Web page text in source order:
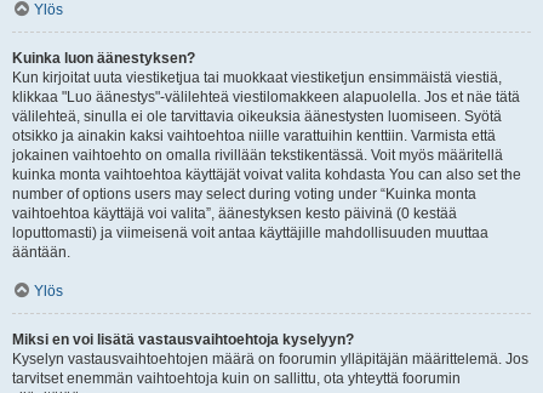
Ylös
Kuinka luon äänestyksen?
Kun kirjoitat uuta viestiketjua tai muokkaat viestiketjun ensimmäistä viestiä,
klikkaa "Luo äänestys"-välilehteä viestilomakkeen alapuolella. Jos et näe tätä
välilehteä, sinulla ei ole tarvittavia oikeuksia äänestysten luomiseen. Syötä
otsikko ja ainakin kaksi vaihtoehtoa niille varattuihin kenttiin. Varmista että
jokainen vaihtoehto on omalla rivillään tekstikentässä. Voit myös määritellä
kuinka monta vaihtoehtoa käyttäjät voivat valita kohdasta You can also set the
number of options users may select during voting under “Kuinka monta
vaihtoehtoa käyttäjä voi valita”, äänestyksen kesto päivinä (0 kestää
loputtomasti) ja viimeisenä voit antaa käyttäjille mahdollisuuden muuttaa
ääntään.
Ylös
Miksi en voi lisätä vastausvaihtoehtoja kyselyyn?
Kyselyn vastausvaihtoehtojen määrä on foorumin ylläpitäjän määrittelemä. Jos
tarvitset enemmän vaihtoehtoja kuin on sallittu, ota yhteyttä foorumin